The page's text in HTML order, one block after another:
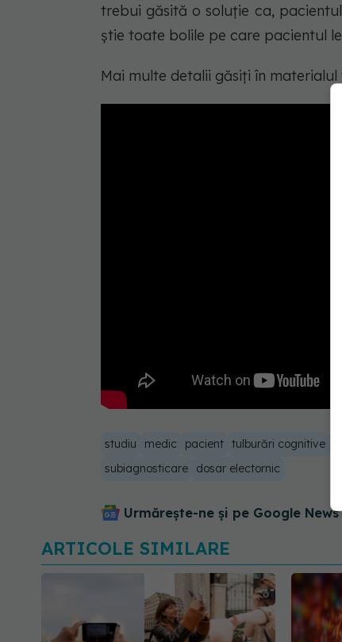
trebui găsită o soluție ca,
știe toate bolile pe care pacientul
Mai multe detalii găsiți în
studiu medic pacient tulburări cognitive
subiagnosticare
dosar electornic
Urmărește-ne și pe Google
ARTICOLE SIMILARE